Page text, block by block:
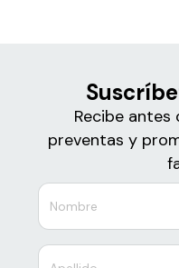
Recibe antes
preventas y